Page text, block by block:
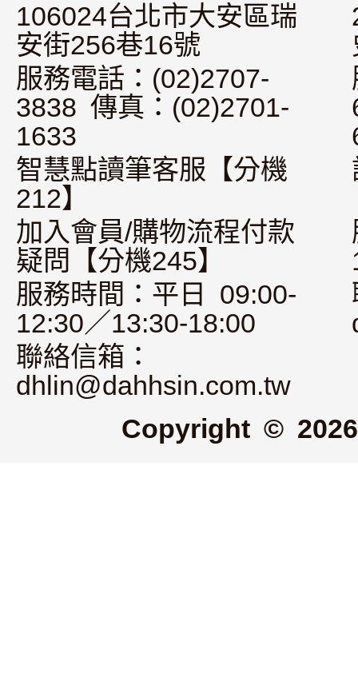
106024台北市大安區瑞
安街256巷16號
服務電話：(02)2707-
3838 傳真：(02)2701-
1633
智慧點讀筆客服【分機
212】
加入會員/購物流程付款
疑問【分機245】
服務時間：平日 09:00-
12:30／13:30-18:00
聯絡信箱：
dhlin@dahhsin.com.tw
Copyright ©